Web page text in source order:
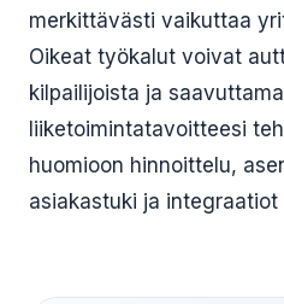
merkittävästi vaikuttaa
Oikeat työkalut voivat
kilpailijoista ja
liiketoimintatavoitteesi
huomioon hinnoittelu,
asiakastuki ja